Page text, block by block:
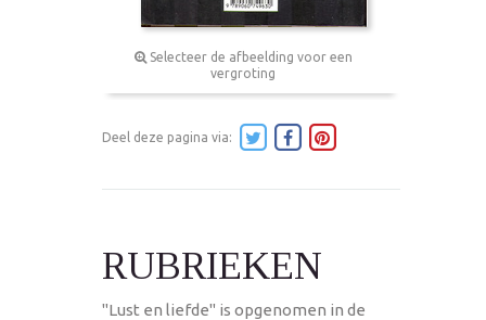
Selecteer de afbeelding voor een
vergroting
Deel deze pagina via:
RUBRIEKEN
"Lust en liefde" is opgenomen in de